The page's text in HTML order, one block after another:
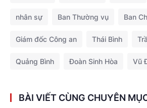
nhân sự Ban Thường vụ Ban
Giám đốc Công an Thái Bình
Quảng Bình Đoàn Sinh Hòa Vũ
BÀI VIẾT CÙNG CHUYÊN